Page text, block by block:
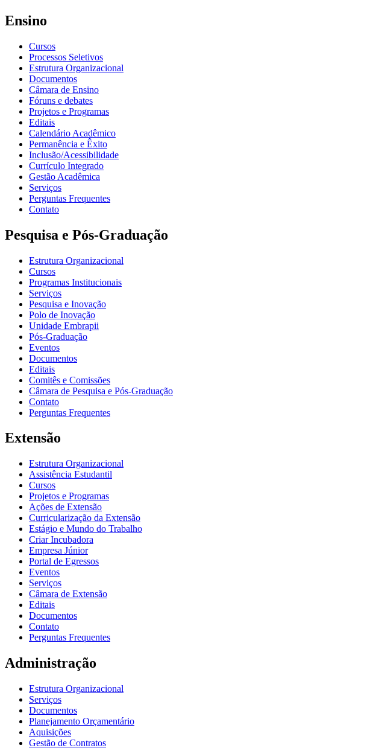
Ensino
Cursos
Processos Seletivos
Estrutura Organizacional
Documentos
Câmara de Ensino
Fóruns e debates
Projetos e Programas
Editais
Calendário Acadêmico
Permanência e Êxito
Inclusão/Acessibilidade
Currículo Integrado
Gestão Acadêmica
Serviços
Perguntas Frequentes
Contato
Pesquisa e Pós-Graduação
Estrutura Organizacional
Cursos
Programas Institucionais
Serviços
Pesquisa e Inovação
Polo de Inovação
Unidade Embrapii
Pós-Graduação
Eventos
Documentos
Editais
Comitês e Comissões
Câmara de Pesquisa e Pós-Graduação
Contato
Perguntas Frequentes
Extensão
Estrutura Organizacional
Assistência Estudantil
Cursos
Projetos e Programas
Ações de Extensão
Curricularização da Extensão
Estágio e Mundo do Trabalho
Criar Incubadora
Empresa Júnior
Portal de Egressos
Eventos
Serviços
Câmara de Extensão
Editais
Documentos
Contato
Perguntas Frequentes
Administração
Estrutura Organizacional
Serviços
Documentos
Planejamento Orçamentário
Aquisições
Gestão de Contratos